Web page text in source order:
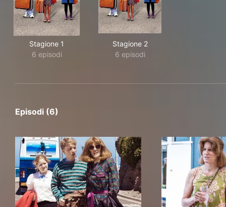
Stagione 1
6 episodi
Stagione 2
6 episodi
Episodi (6)